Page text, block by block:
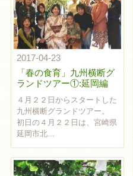
2017-04-23
「春の食育」九州横断グ
ランドツアー①:延岡編
４月２２日からスタートした
九州横断グランドツアー。
初日の４月２２日は、宮崎県
延岡市北...